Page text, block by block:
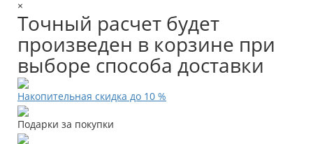
×
Точный расчет будет
произведен в корзине при
выборе способа доставки
Накопительная скидка до 10 %
Подарки за покупки